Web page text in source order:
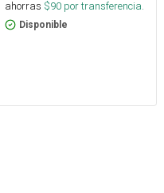
ahorras $90 por transferencia.
Disponible